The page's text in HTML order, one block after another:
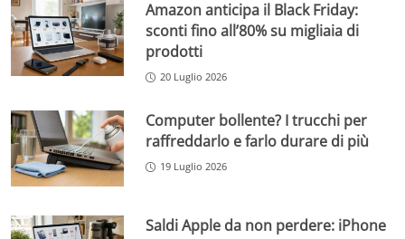
Amazon anticipa il Black Friday:
sconti fino all’80% su migliaia di
prodotti
20 Luglio 2026
Computer bollente? I trucchi per
raffreddarlo e farlo durare di più
19 Luglio 2026
Saldi Apple da non perdere: iPhone